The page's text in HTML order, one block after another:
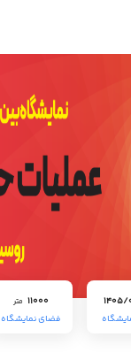
1405/
11000 متر
فضای نمایشگاه